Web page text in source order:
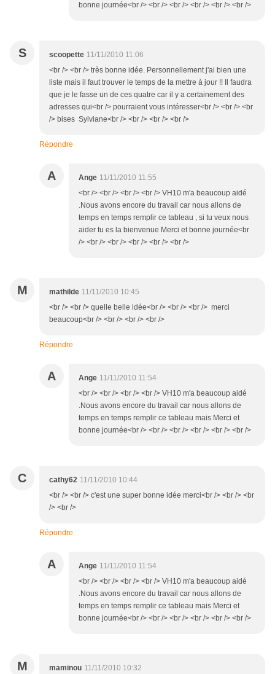
bonne journée<br /> <br /> <br /> <br /> <br /> <br />
S scoopette 11/11/2010 11:06
<br /> <br /> très bonne idée. Personnellement j'ai bien une
liste mais il faut trouver le temps de la mettre à jour !! Il faudra
que je le fasse un de ces quatre car il y a certainement des
adresses qui<br /> pourraient vous intéresser<br /> <br /> <br
/> bises Sylviane<br /> <br /> <br /> <br />
Répondre
A Ange 11/11/2010 11:55
<br /> <br /> <br /> <br /> VH10 m'a beaucoup aidé
.Nous avons encore du travail car nous allons de
temps en temps remplir ce tableau , si tu veux nous
aider tu es la bienvenue Merci et bonne journée<br
/> <br /> <br /> <br /> <br /> <br />
M mathilde 11/11/2010 10:45
<br /> <br /> quelle belle idée<br /> <br /> <br /> merci
beaucoup<br /> <br /> <br /> <br />
Répondre
A Ange 11/11/2010 11:54
<br /> <br /> <br /> <br /> VH10 m'a beaucoup aidé
.Nous avons encore du travail car nous allons de
temps en temps remplir ce tableau mais Merci et
bonne journée<br /> <br /> <br /> <br /> <br /> <br />
C cathy62 11/11/2010 10:44
<br /> <br /> c'est une super bonne idée merci<br /> <br /> <br
/> <br />
Répondre
A Ange 11/11/2010 11:54
<br /> <br /> <br /> <br /> VH10 m'a beaucoup aidé
.Nous avons encore du travail car nous allons de
temps en temps remplir ce tableau mais Merci et
bonne journée<br /> <br /> <br /> <br /> <br /> <br />
M maminou 11/11/2010 10:32